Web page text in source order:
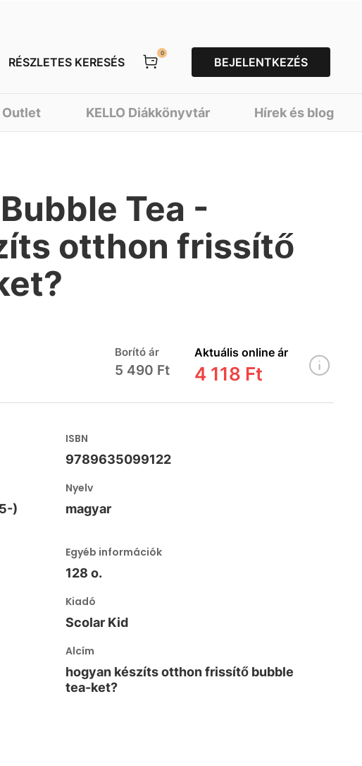
RÉSZLETES KERESÉS
0
BEJELENTKEZÉS
Outlet KELLO Diákkönyvtár Hírek és blog
Tea -
otthon frissítő
Borító ár
5 490 Ft
Aktuális online ár
4 118 Ft
ISBN
9789635099122
)
Nyelv
magyar
Egyéb információk
128 o.
Kiadó
Scolar Kid
Alcím
hogyan készíts otthon frissítő bubble
tea-ket?